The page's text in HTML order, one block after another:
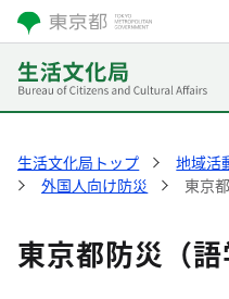
生活文化局トップ
地域活
外国人向け防災
東京
東京都防災（